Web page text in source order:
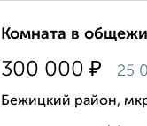
Комната в
300 000 ₽ 25
Бежицкий район,